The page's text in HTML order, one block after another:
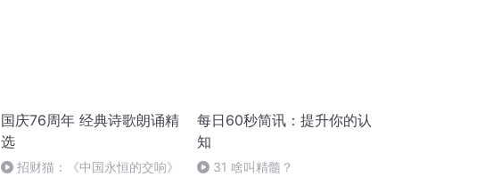
国庆76周年 经典诗歌朗诵精
选
招财猫：《中国永恒的交响》
每日60秒简讯：提升你的认
知
31 啥叫精髓？